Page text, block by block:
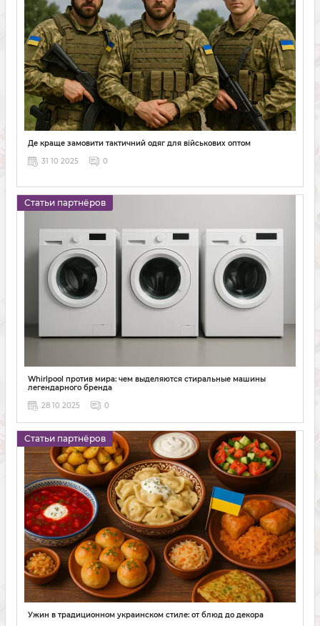
Де краще замовити тактичний одяг для військових оптом
31 10 2025
0
Статьи партнёров
Whirlpool против мира: чем выделяются стиральные машины
легендарного бренда
28 10 2025
0
Статьи партнёров
Ужин в традиционном украинском стиле: от блюд до декора